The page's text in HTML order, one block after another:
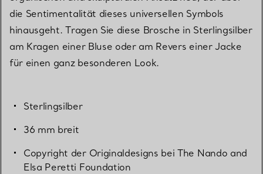
die Sentimentalität dieses universellen Symbols
hinausgeht. Tragen Sie diese Brosche in Sterlingsilber
am Kragen einer Bluse oder am Revers einer Jacke
für einen ganz besonderen Look.
Sterlingsilber
36 mm breit
Copyright der Originaldesigns bei The Nando and
Elsa Peretti Foundation